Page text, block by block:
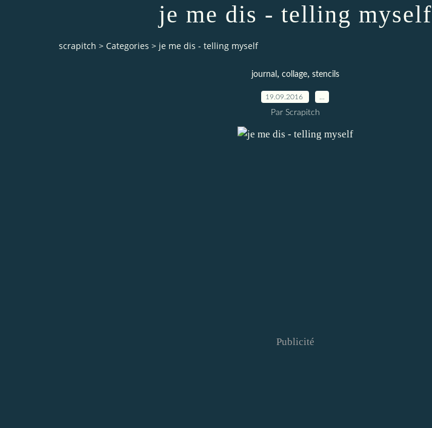
je me dis - telling myself
scrapitch > Categories > je me dis - telling myself
journal , collage, stencils
19.09.2016
Par Scrapitch
Publicité